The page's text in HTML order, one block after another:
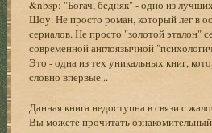
&nbsp; "Богач, бедняк" - одно из
Шоу. Не просто роман, который лег в
сериалов. Не просто "золотой эталон"
современной англоязычной
Это - одна из тех уникальных книг,
словно впервые...
Данная книга недоступна в связи с
Вы можетепрочитать